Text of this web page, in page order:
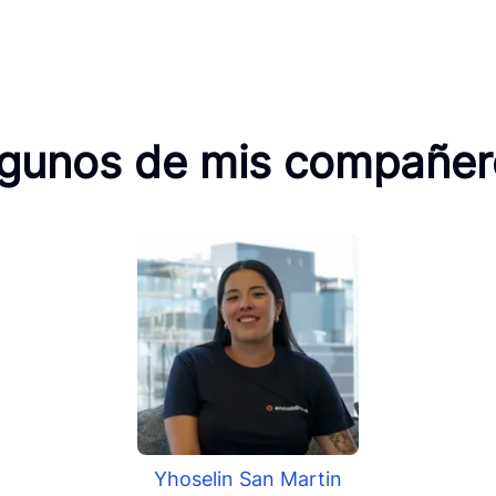
de mis
Yhoselin San Martin